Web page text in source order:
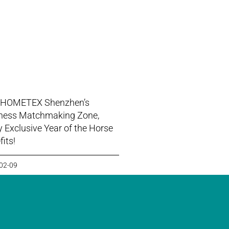
Shenzhen’s
Matchmaking Zone,
Exclusive Year of the Horse
09